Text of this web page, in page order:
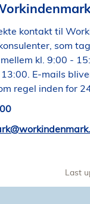
kontakt til
som
kl. 9:00 -
E-mails
regel inden for
Last